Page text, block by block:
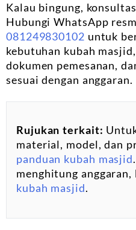
Kalau bingung,
Hubungi WhatsApp
081249830102 untuk
kebutuhan kubah
dokumen pemesanan,
sesuai dengan anggaran.
Rujukan terkait:
material, model, dan
panduan kubah masjid
menghitung
kubah masjid.